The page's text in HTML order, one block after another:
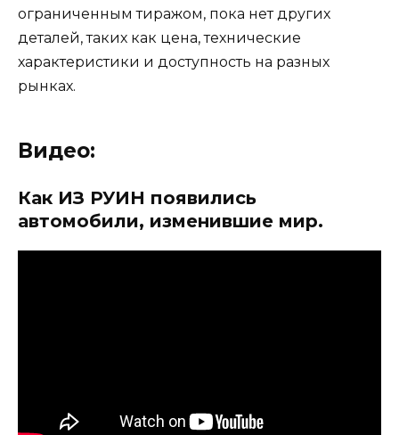
ограниченным тиражом, пока нет других
деталей, таких как цена, технические
характеристики и доступность на разных
рынках.
Видео:
Как ИЗ РУИН появились
автомобили, изменившие мир.